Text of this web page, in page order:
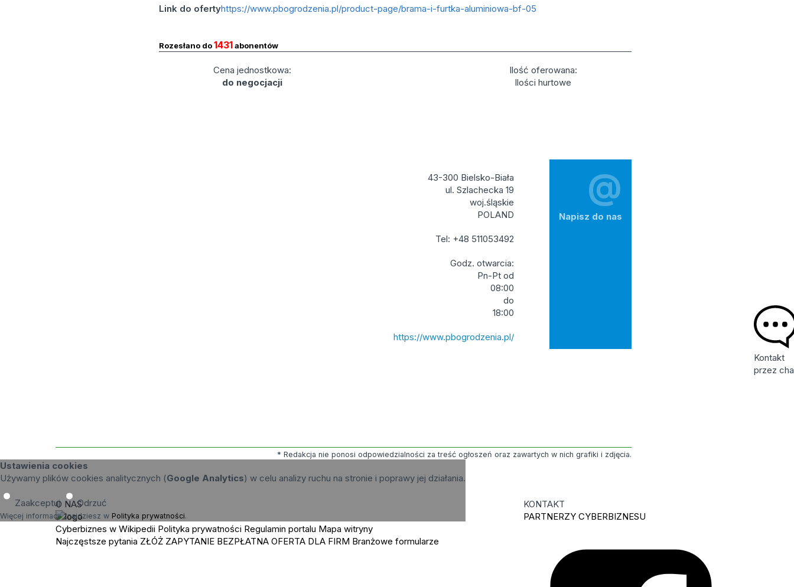
Link do ofertyhttps://www.pbogrodzenia.pl/product-page/brama-i-furtka-aluminiowa-bf-05
Rozesłano do1431abonentów
Cena jednostkowa:
do negocjacji
Ilość oferowana:
Ilości hurtowe
43-300 Bielsko-Biała
ul. Szlachecka 19
woj.śląskie
POLAND
Tel: +48 511053492
Godz. otwarcia:
Pn-Pt od
08:00
do
18:00
https://www.pbogrodzenia.pl/
@
Napisz do nas
* Redakcja nie ponosi odpowiedzialności za treść ogłoszeń oraz zawartych w nich grafiki i zdjęcia.
Kontakt
przez
Ustawienia cookies
Używamy plików cookies analitycznych (Google Analytics) w celu analizy ruchu na stronie i poprawy jej działania.
Zaakceptuj Odrzuć
Więcej informacji znajdziesz w Polityka prywatności.
O NAS
Cyberbiznes w Wikipedii Polityka prywatności Regulamin portalu Mapa witryny
Najczęstsze pytania ZŁÓŻ ZAPYTANIE BEZPŁATNA OFERTA DLA FIRM Branżowe formularze
KONTAKT
PARTNERZY CYBERBIZNESU